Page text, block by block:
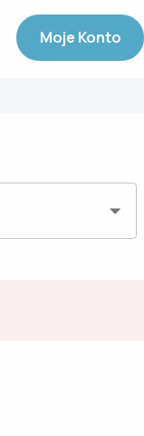
Moje Konto